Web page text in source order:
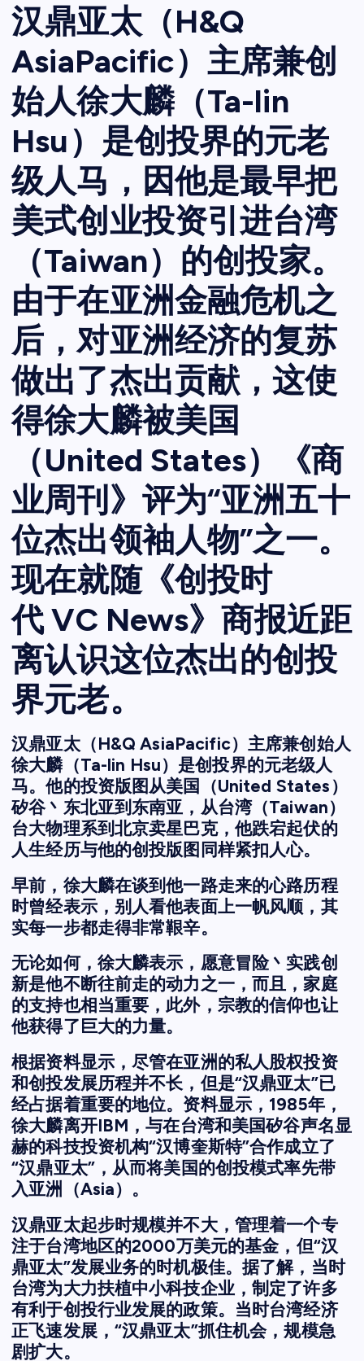
汉鼎亚太（H&Q
AsiaPacific）主席兼创
始人徐大麟（Ta-lin
Hsu）是创投界的元老
级人马，因他是最早把
美式创业投资引进台湾
（Taiwan）的创投家。
由于在亚洲金融危机之
后，对亚洲经济的复苏
做出了杰出贡献，这使
得徐大麟被美国
（United States）《商
业周刊》评为“亚洲五十
位杰出领袖人物”之一。
现在就随《创投时
代 VC News》商报近距
离认识这位杰出的创投
界元老。
汉鼎亚太（H&Q AsiaPacific）主席兼创始人
徐大麟（Ta-lin Hsu）是创投界的元老级人
马。他的投资版图从美国（United States）
矽谷丶东北亚到东南亚，从台湾（Taiwan）
台大物理系到北京卖星巴克，他跌宕起伏的
人生经历与他的创投版图同样紧扣人心。
早前，徐大麟在谈到他一路走来的心路历程
时曾经表示，别人看他表面上一帆风顺，其
实每一步都走得非常鞎辛。
无论如何，徐大麟表示，愿意冒险丶实践创
新是他不断往前走的动力之一，而且，家庭
的支持也相当重要，此外，宗教的信仰也让
他获得了巨大的力量。
根据资料显示，尽管在亚洲的私人股权投资
和创投发展历程并不长，但是“汉鼎亚太”已
经占据着重要的地位。资料显示，1985年，
徐大麟离开IBM，与在台湾和美国矽谷声名显
赫的科技投资机构“汉博奎斯特”合作成立了
“汉鼎亚太”，从而将美国的创投模式率先带
入亚洲（Asia）。
汉鼎亚太起步时规模并不大，管理着一个专
注于台湾地区的2000万美元的基金，但“汉
鼎亚太”发展业务的时机极佳。据了解，当时
台湾为大力扶植中小科技企业，制定了许多
有利于创投行业发展的政策。当时台湾经济
正飞速发展，“汉鼎亚太”抓住机会，规模急
剧扩大。